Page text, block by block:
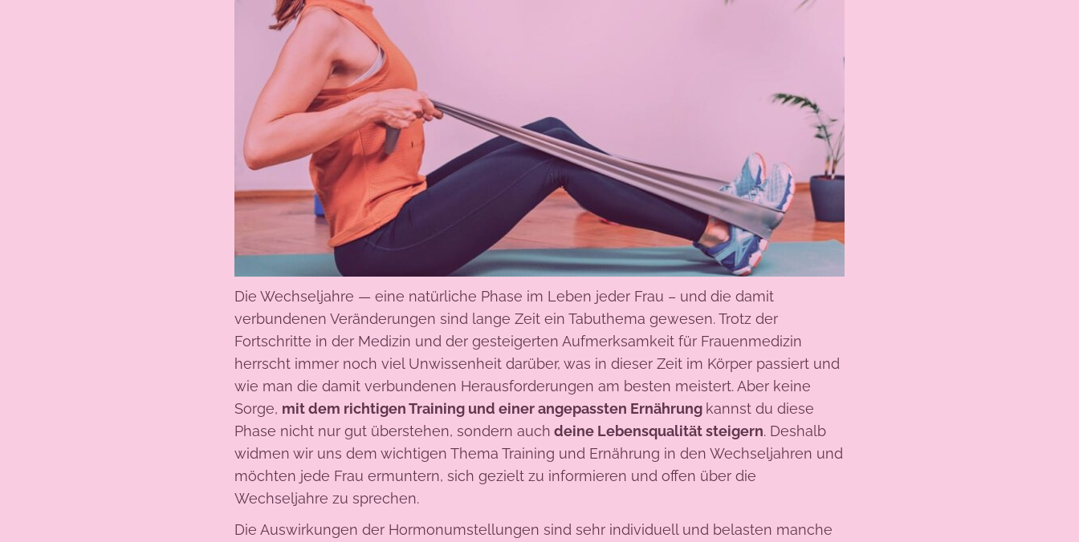
Die Wechseljahre — eine natürliche Phase im Leben jeder Frau – und die damit
verbundenen Veränderungen sind lange Zeit ein Tabuthema gewesen. Trotz der
Fortschritte in der Medizin und der gesteigerten Aufmerksamkeit für Frauenmedizin
herrscht immer noch viel Unwissenheit darüber, was in dieser Zeit im Körper passiert und
wie man die damit verbundenen Herausforderungen am besten meistert. Aber keine
Sorge, mit dem richtigen Training und einer angepassten Ernährung kannst du diese
Phase nicht nur gut überstehen, sondern auch deine Lebensqualität steigern. Deshalb
widmen wir uns dem wichtigen Thema Training und Ernährung in den Wechseljahren und
möchten jede Frau ermuntern, sich gezielt zu informieren und offen über die
Wechseljahre zu sprechen.
Die Auswirkungen der Hormonumstellungen sind sehr individuell und belasten manche